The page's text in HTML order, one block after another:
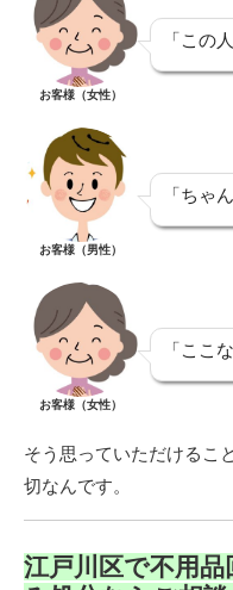
お客様（女性）
「この
お客様（男性）
「ちゃ
お客様（女性）
「ここ
そう思っていただけるこ
切なんです。
江戸川区で不用